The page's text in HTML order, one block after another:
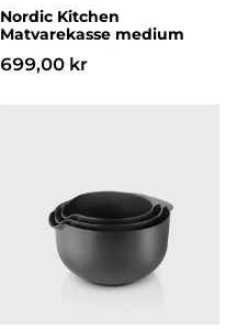
Nordic Kitchen
Matvarekasse medium
699,00 kr